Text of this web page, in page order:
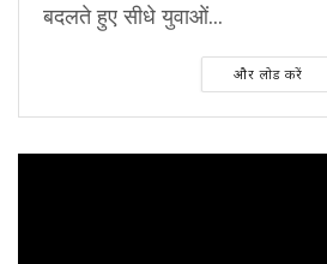
बदलते हुए सीधे युवाओं...
और लोड करें